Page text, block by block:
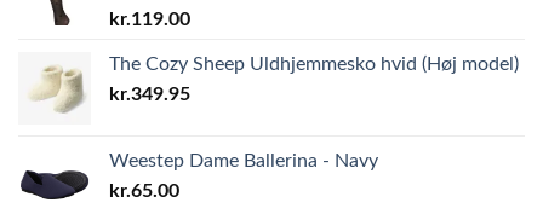
kr.119.00
The Cozy Sheep Uldhjemmesko hvid (Høj model)
kr.349.95
Weestep Dame Ballerina - Navy
kr.65.00